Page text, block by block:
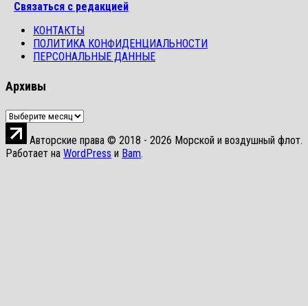
Связаться с редакцией
КОНТАКТЫ
ПОЛИТИКА КОНФИДЕНЦИАЛЬНОСТИ
ПЕРСОНАЛЬНЫЕ ДАННЫЕ
Архивы
Архивы
Авторские права © 2018 - 2026 Морской и воздушный флот.
Работает на WordPress и Bam.